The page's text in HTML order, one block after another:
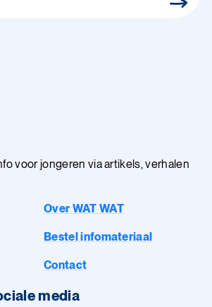
voor jongeren via artikels, verhalen
Over WAT WAT
Bestel infomateriaal
Contact
media